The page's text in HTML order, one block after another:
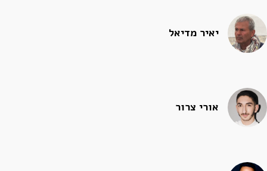
יאיר מדיאל
אורי צרור